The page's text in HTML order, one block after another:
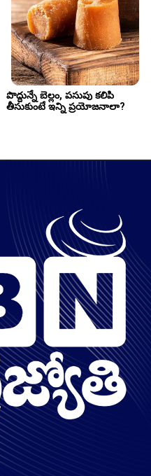
పొద్దున్నే బెల్లం, పసుపు కలిపి
తీసుకుంటే ఇన్ని ప్రయోజనాలా?